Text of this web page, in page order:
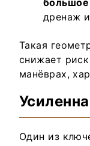
дренаж
Такая
снижает
манёврах,
Один из